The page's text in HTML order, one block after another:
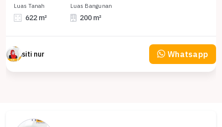
Luas Tanah
622 m²
Luas Bangunan
200 m²
siti nur Whatsapp